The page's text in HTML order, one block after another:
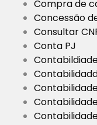
Compra de
Concessão
Consultar
Conta PJ